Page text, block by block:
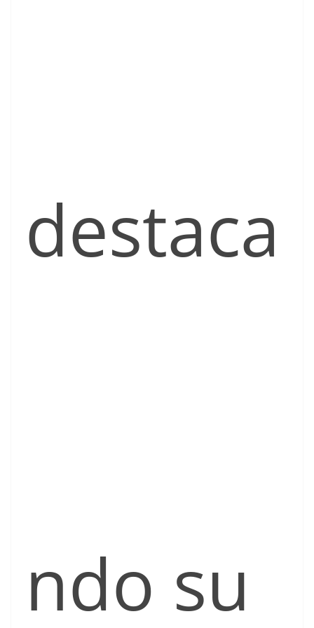
destaca
ndo su